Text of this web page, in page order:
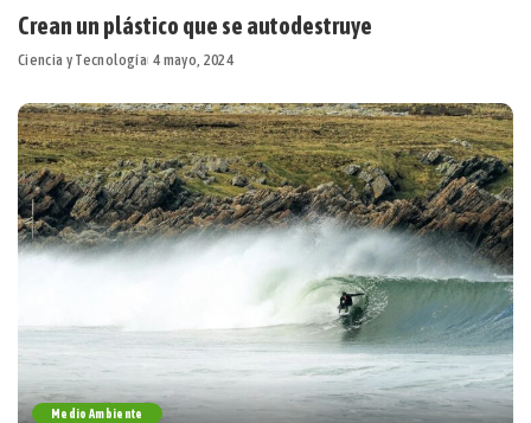
Crean un plástico que se autodestruye
Ciencia y Tecnología 4 mayo, 2024
Medio Ambiente